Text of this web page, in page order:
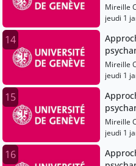
Mireille
jeudi 1
14
Mireille
jeudi 1
15
Mireille
jeudi 1
16